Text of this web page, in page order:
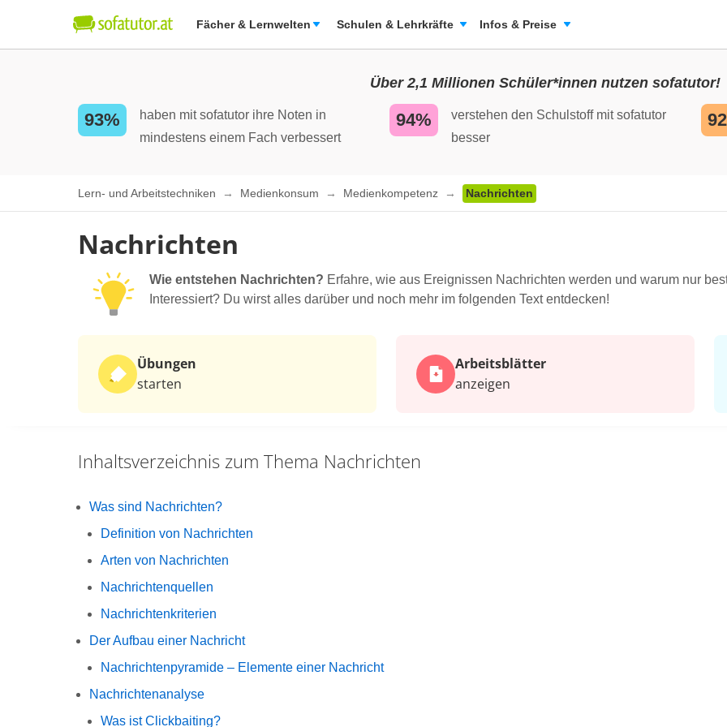
Fächer & Lernwelten Schulen & Lehrkräfte Infos & Preise
Über 2,1 Millionen Schüler*innen nutzen sofatutor!
93%
haben mit sofatutor ihre Noten in
mindestens einem Fach verbessert
94%
verstehen den Schulstoff mit sofatutor
besser
Lern- und Arbeitstechniken Medienkonsum Medienkompetenz Nachrichten
Nachrichten
Wie entstehen Nachrichten? Erfahre, wie aus Ereignissen Nachrichten werden und warum nur
Interessiert? Du wirst alles darüber und noch mehr im folgenden Text entdecken!
Übungen
starten
Arbeits­blätter
anzeigen
Inhaltsverzeichnis zum Thema Nachrichten
Was sind Nachrichten?
Definition von Nachrichten
Arten von Nachrichten
Nachrichtenquellen
Nachrichtenkriterien
Der Aufbau einer Nachricht
Nachrichtenpyramide – Elemente einer Nachricht
Nachrichtenanalyse
Was ist Clickbaiting?